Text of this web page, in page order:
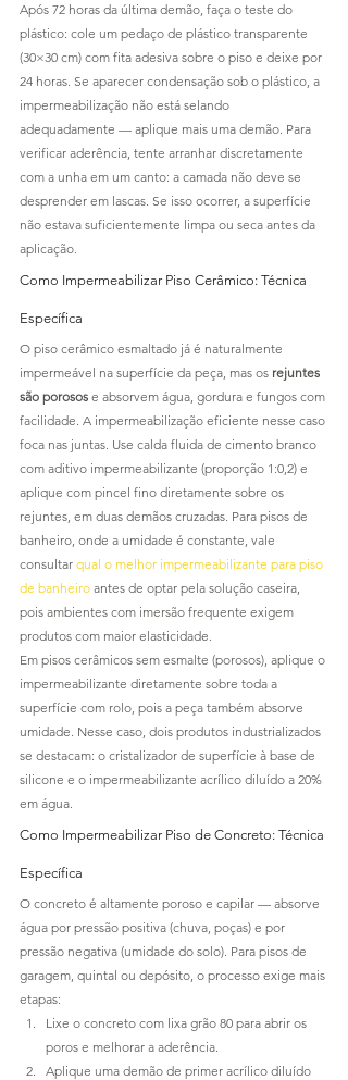
Após 72 horas da última demão, faça o teste do
plástico: cole um pedaço de plástico transparente
(30×30 cm) com fita adesiva sobre o piso e deixe por
24 horas. Se aparecer condensação sob o plástico, a
impermeabilização não está selando
adequadamente — aplique mais uma demão. Para
verificar aderência, tente arranhar discretamente
com a unha em um canto: a camada não deve se
desprender em lascas. Se isso ocorrer, a superfície
não estava suficientemente limpa ou seca antes da
aplicação.
Como Impermeabilizar Piso Cerâmico: Técnica
Específica
O piso cerâmico esmaltado já é naturalmente
impermeável na superfície da peça, mas os rejuntes
são porosos e absorvem água, gordura e fungos com
facilidade. A impermeabilização eficiente nesse caso
foca nas juntas. Use calda fluida de cimento branco
com aditivo impermeabilizante (proporção 1:0,2) e
aplique com pincel fino diretamente sobre os
rejuntes, em duas demãos cruzadas. Para pisos de
banheiro, onde a umidade é constante, vale
consultar qual o melhor impermeabilizante para piso
de banheiro antes de optar pela solução caseira,
pois ambientes com imersão frequente exigem
produtos com maior elasticidade.
Em pisos cerâmicos sem esmalte (porosos), aplique o
impermeabilizante diretamente sobre toda a
superfície com rolo, pois a peça também absorve
umidade. Nesse caso, dois produtos industrializados
se destacam: o cristalizador de superfície à base de
silicone e o impermeabilizante acrílico diluído a 20%
em água.
Como Impermeabilizar Piso de Concreto: Técnica
Específica
O concreto é altamente poroso e capilar — absorve
água por pressão positiva (chuva, poças) e por
pressão negativa (umidade do solo). Para pisos de
garagem, quintal ou depósito, o processo exige mais
etapas:
Lixe o concreto com lixa grão 80 para abrir os
poros e melhorar a aderência.
Aplique uma demão de primer acrílico diluído